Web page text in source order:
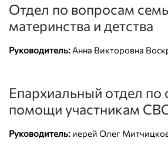
Отдел по вопросам
материнства и детства
Руководитель: Анна Викторовна
Епархиальный отдел по
помощи участникам
Руководитель: иерей Олег